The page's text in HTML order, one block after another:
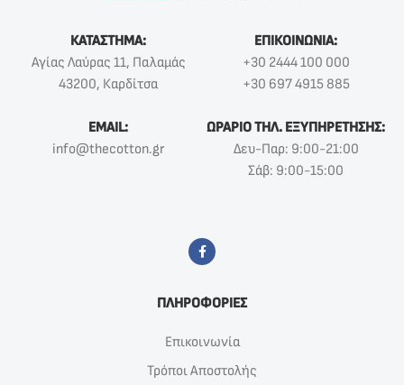
ΚΑΤΑΣΤΗΜΑ:
Αγίας Λαύρας 11, Παλαμάς
43200, Καρδίτσα
ΕΠΙΚΟΙΝΩΝΙΑ:
+30 2444 100 000
+30 697 4915 885
EMAIL:
info@thecotton.gr
ΩΡΑΡΙΟ ΤΗΛ. ΕΞΥΠΗΡΕΤΗΣΗΣ:
Δευ-Παρ: 9:00-21:00
Σάβ: 9:00-15:00
ΠΛΗΡΟΦΟΡΙΕΣ
Επικοινωνία
Τρόποι Αποστολής